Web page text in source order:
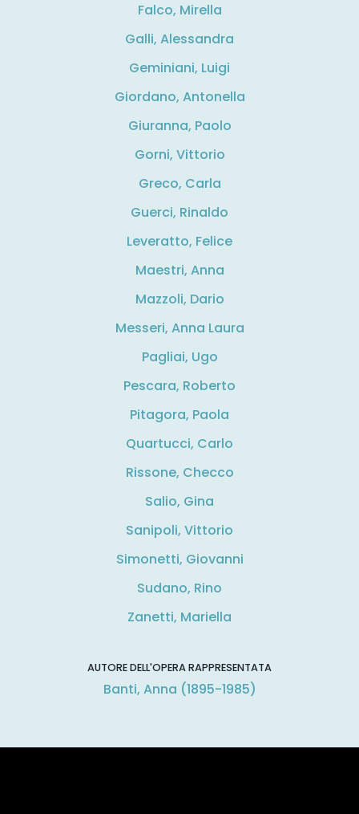
Falco, Mirella
Galli, Alessandra
Geminiani, Luigi
Giordano, Antonella
Giuranna, Paolo
Gorni, Vittorio
Greco, Carla
Guerci, Rinaldo
Leveratto, Felice
Maestri, Anna
Mazzoli, Dario
Messeri, Anna Laura
Pagliai, Ugo
Pescara, Roberto
Pitagora, Paola
Quartucci, Carlo
Rissone, Checco
Salio, Gina
Sanipoli, Vittorio
Simonetti, Giovanni
Sudano, Rino
Zanetti, Mariella
AUTORE DELL'OPERA RAPPRESENTATA
Banti, Anna (1895-1985)